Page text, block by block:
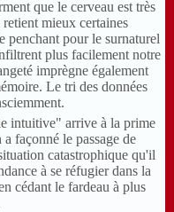
que le cerveau est très
mieux certaines
penchant pour le surnaturel
plus facilement notre
imprègne également
Le tri des données
intuitive" arrive à la prime
façonné le passage de
catastrophique qu'il
à se réfugier dans la
cédant le fardeau à plus